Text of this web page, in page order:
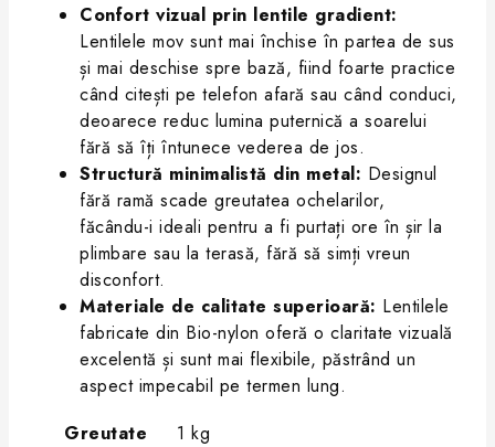
Confort vizual prin lentile gradient:
Lentilele mov sunt mai închise în partea de sus
și mai deschise spre bază, fiind foarte practice
când citești pe telefon afară sau când conduci,
deoarece reduc lumina puternică a soarelui
fără să îți întunece vederea de jos.
Structură minimalistă din metal: Designul
fără ramă scade greutatea ochelarilor,
făcându-i ideali pentru a fi purtați ore în șir la
plimbare sau la terasă, fără să simți vreun
disconfort.
Materiale de calitate superioară: Lentilele
fabricate din Bio-nylon oferă o claritate vizuală
excelentă și sunt mai flexibile, păstrând un
aspect impecabil pe termen lung.
Greutate
1 kg